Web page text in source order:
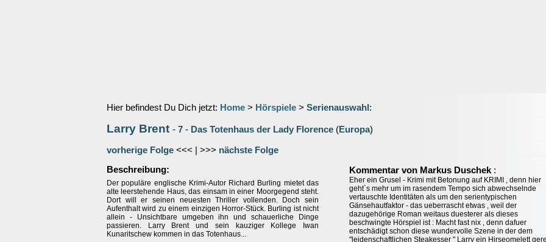
Hier befindest Du Dich jetzt: Home > Hörspiele > Serienauswahl :
Larry Brent - 7 - Das Totenhaus der Lady Florence (Europa)
vorherige Folge <<< | >>> nächste Folge
Beschreibung:
Der populäre englische Krimi-Autor Richard Burling mietet das
alte leerstehende Haus, das einsam in einer Moorgegend steht.
Dort will er seinen neuesten Thriller vollenden. Doch sein
Aufenthalt wird zu einem einzigen Horror-Stück. Burling ist nicht
allein - Unsichtbare umgeben ihn und schauerliche Dinge
passieren. Larry Brent und sein kauziger Kollege Iwan
Kunaritschew kommen in das Totenhaus...
Kommentar von Markus Duschek :
Eher ein Grusel - Krimi mit Betonung auf KRIMI , denn hier
geht`s mehr um im rasendem Tempo sich abwechselnde
vertauschte Identitäten als um den serientypischen
Gänsehautfaktor - das ueberrascht etwas , weil der
dazugehörige Roman weitaus duesterer als dieses
beschwingte Hörspiel ist : Macht fast nix , denn dafuer
entschädigt schon diese wundervolle Szene in der dem
"leidenschaftlichen Steakesser " Larry ein Hirseomelett